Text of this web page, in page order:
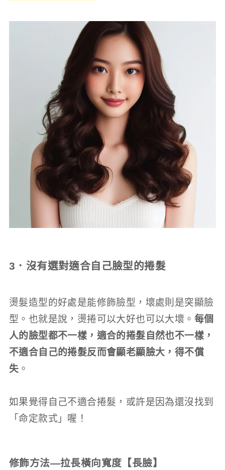
3．沒有選對適合自己臉型的捲髮
燙髮造型的好處是能修飾臉型，壞處則是突顯臉
型。也就是說，燙捲可以大好也可以大壞。 每個
人的臉型都不一樣，適合的捲髮自然也不一樣，
不適合自己的捲髮反而會顯老顯臉大，得不償
失 。
如果覺得自己不適合捲髮，或許是因為還沒找到
「命定款式」喔！
修飾方法—拉長橫向寬度【長臉】